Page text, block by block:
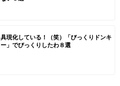
具現化している！（笑）「びっくりドンキ
ー」でびっくりしたわ８選